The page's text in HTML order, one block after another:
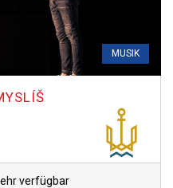
MUSIK
verfügbar